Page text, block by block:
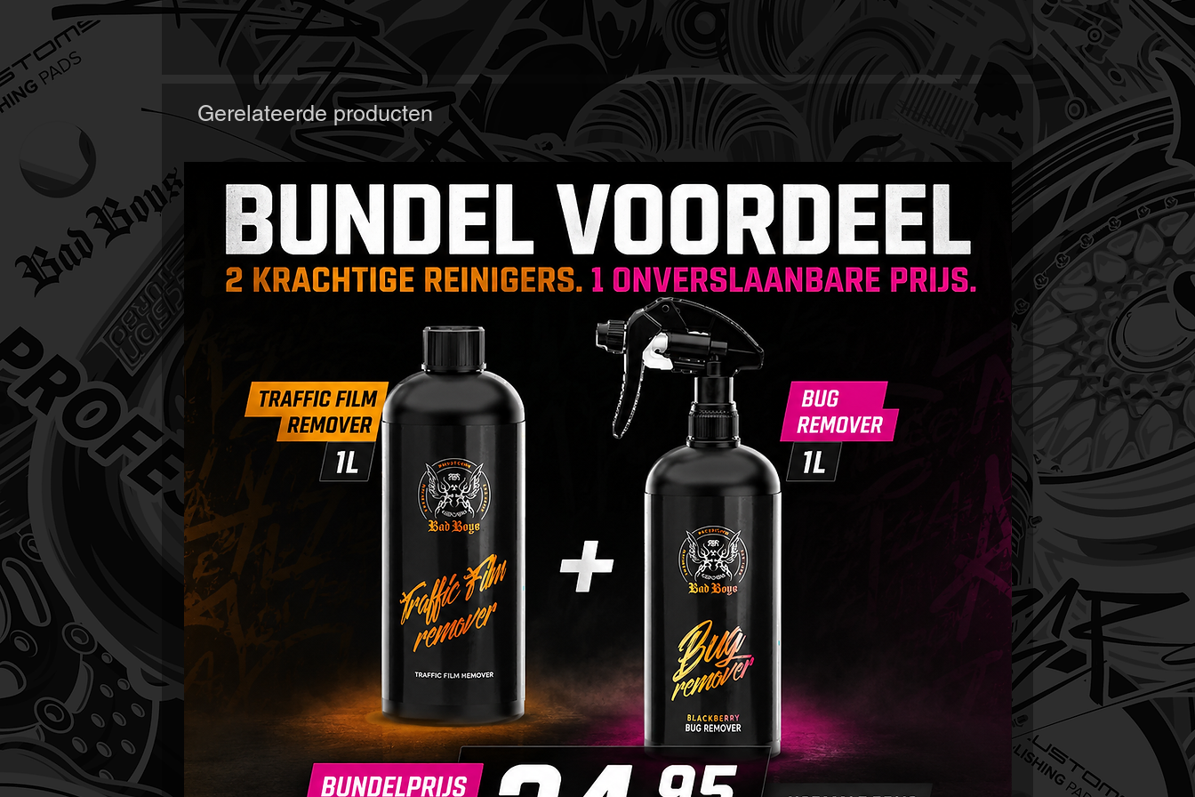
Waarom kiezen voor BadBoys Alkaline
Shampoo?
✅ Krachtige reiniging – Verwijdert
moeiteloos hardnekkig vuil
✅ Veilig voor wax en coatings –
Beschermt je lak en bestaande
beschermlagen
✅ Sterke schuimvorming – Creëert
romig schuim voor effectieve reiniging
✅ Veelzijdig – Geschikt voor autolak,
velgen en ramen
✅ Professionele kwaliteit – Perfect voor
zowel autoliefhebbers als professionals
Hoe gebruik je BadBoys Alkaline
Shampoo?
🔹 Voorbereiding: Voer eerst een
contactloze voorwas uit.
🔹 Shampoo mengen: Gebruik 25 ml
shampoo per 10 L water.
🔹 Aanbrengen: Gebruik de twee-
emmer-methode en een zachte RRC-
wollen handschoen. Begin bij het dak
🔹 Afspoelen: Spoel de auto grondig af
met een hogedrukreiniger voor een
Belangrijke aanbevelingen
shampoo toe aan een emmer en vul
aan met water onder druk.
• Niet in direct zonlicht of wind
wassen om vlekken en opdroging te
voorkomen.
Gerelateerde producten